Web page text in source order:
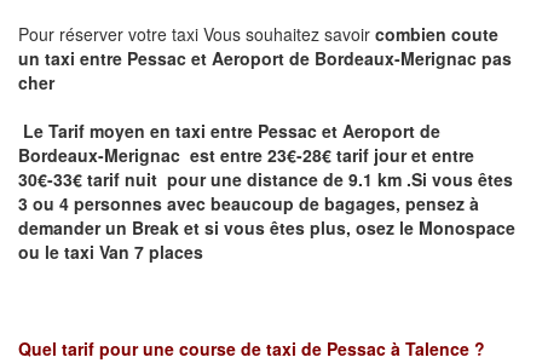
Pour réserver votre taxi Vous souhaitez savoir combien coute
un taxi entre Pessac et Aeroport de Bordeaux-Merignac pas
cher
Le Tarif moyen en taxi entre Pessac et Aeroport de
Bordeaux-Merignac est entre 23€-28€ tarif jour et entre
30€-33€ tarif nuit pour une distance de 9.1 km .Si vous êtes
3 ou 4 personnes avec beaucoup de bagages, pensez à
demander un Break et si vous êtes plus, osez le Monospace
ou le taxi Van 7 places
Quel tarif pour une course de taxi de Pessac à Talence ?